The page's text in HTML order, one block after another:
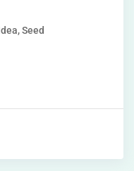
Seed